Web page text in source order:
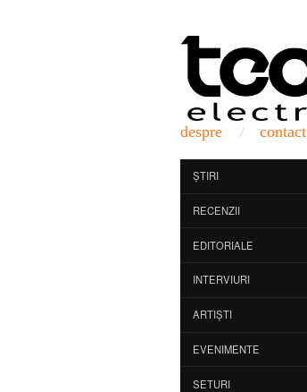
despre contact
ȘTIRI
RECENZII
EDITORIALE
INTERVIURI
ARTIȘTI
EVENIMENTE
SETURI